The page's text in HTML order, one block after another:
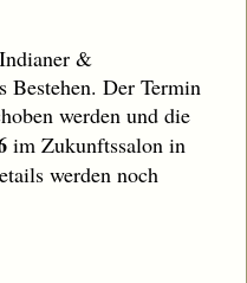
&
Bestehen. Der Termin
werden und die
im Zukunftssalon in
werden noch